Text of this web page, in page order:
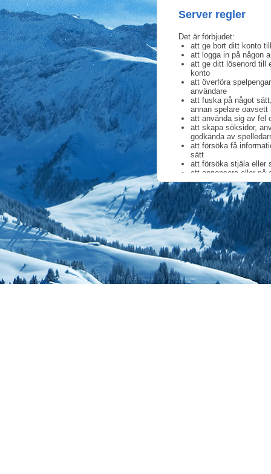
Server regler
Det är förbjudet:
att ge bort ditt konto
att logga in på någon
att ge ditt lösenord till
konto
att överföra
användare
att fuska på något
annan spelare oavsett
att använda sig av fel
att skapa söksidor,
godkända av
att försöka få
sätt
att försöka stjäla eller
att annonsera eller på
med
att skicka spam via
att skriva hotfulla,
att förolämpa, hota
att publicera
att uppmuntra andra
att använda ett
att använda texter,
att använda texter,
att göra reklam för
att fuska på något
avsikt att spela spelet